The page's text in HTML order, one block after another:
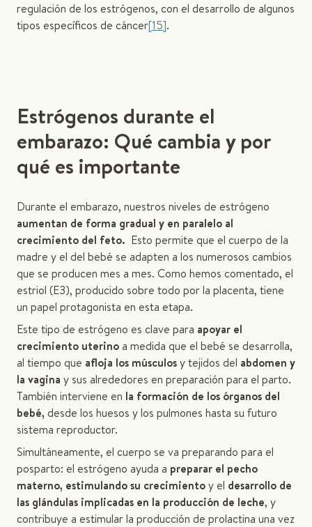
regulación de los estrógenos, con el desarrollo de algunos
tipos específicos de cáncer[15].
Estrógenos durante el
embarazo: Qué cambia y por
qué es importante
Durante el embarazo, nuestros niveles de estrógeno
aumentan de forma gradual y en paralelo al
crecimiento del feto. Esto permite que el cuerpo de la
madre y el del bebé se adapten a los numerosos cambios
que se producen mes a mes. Como hemos comentado, el
estriol (E3), producido sobre todo por la placenta, tiene
un papel protagonista en esta etapa.
Este tipo de estrógeno es clave para apoyar el
crecimiento uterinoa medida que el bebé se desarrolla,
al tiempo que afloja los músculosy tejidos del abdomen y
la vagina y sus alrededores en preparación para el parto.
También interviene en la formación de los órganos del
bebé, desde los huesos y los pulmones hasta su futuro
sistema reproductor.
Simultáneamente, el cuerpo se va preparando para el
posparto: el estrógeno ayuda a preparar el pecho
materno, estimulando su crecimientoy el desarrollo de
las glándulas implicadas en la producción de leche, y
contribuye a estimular la producción de prolactina una vez